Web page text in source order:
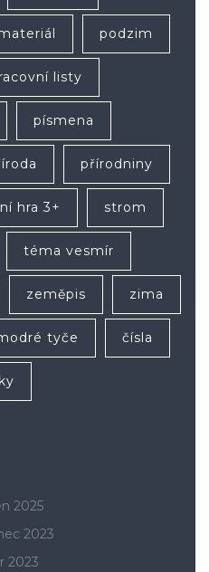
podzim
listy
písmena
přírodniny
hra 3+ strom
téma vesmír
zeměpis zima
tyče čísla
2025
2023
2023